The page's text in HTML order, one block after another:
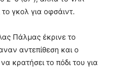
γκολ για οφσάιντ.
Πάλμας έκρινε το
αντεπίθεση και ο
κρατήσει το πόδι του για